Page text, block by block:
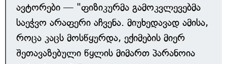
ავტორები — "ფიზიკურმა გამოკვლევებმა
საეჭვო არაფერი აჩვენა. მიუხედავად ამისა,
როცა კაცს მოსწყურდა, ექიმების მიერ
შეთავაზებული წყლის მიმართ პარანოია